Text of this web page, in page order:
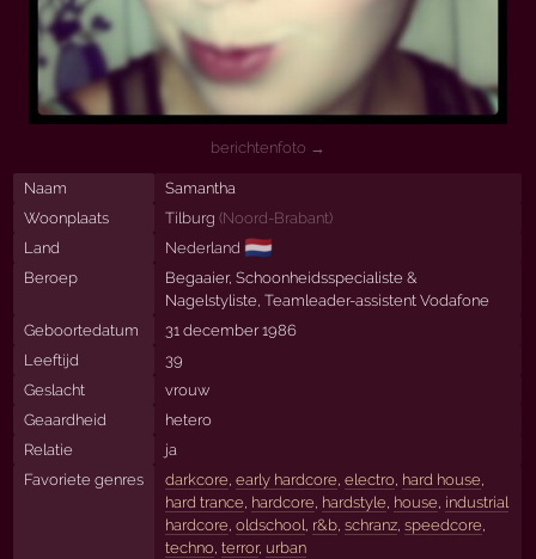
berichtenfoto →
Naam
Samantha
Woonplaats
Tilburg (Noord-Brabant)
Land
Nederland 🇳🇱
Beroep
Begaaier, Schoonheidsspecialiste &
Nagelstyliste, Teamleader-assistent Vodafone
Geboortedatum
31 december 1986
Leeftijd
39
Geslacht
vrouw
Geaardheid
hetero
Relatie
ja
Favoriete genres
darkcore early hardcore electro, hard house
hard trance hardcore hardstyle house industrial
hardcore oldschool r&b, schranz, speedcore
techno, terror, urban